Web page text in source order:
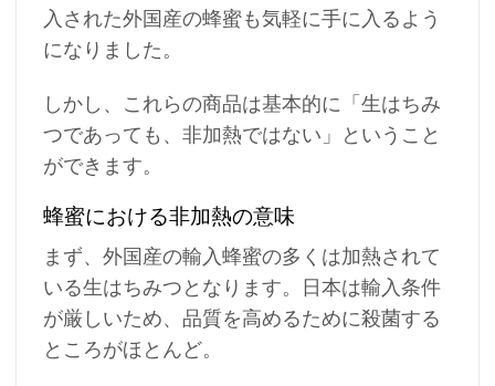
入された外国産の蜂蜜も気軽に手に入るよう
になりました。
しかし、これらの商品は基本的に「生はちみ
つであっても、非加熱ではない」ということ
ができます。
蜂蜜における非加熱の意味
まず、外国産の輸入蜂蜜の多くは加熱されて
いる生はちみつとなります。日本は輸入条件
が厳しいため、品質を高めるために殺菌する
ところがほとんど。